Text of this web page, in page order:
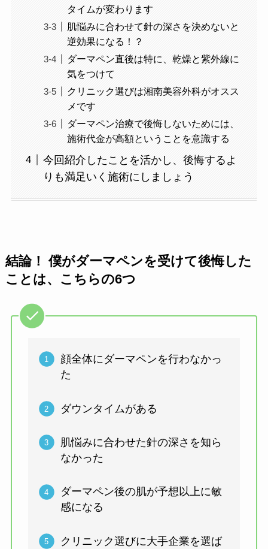
タイムが変わります
肌悩みに合わせて針の深さを決めないと
逆効果になる！？
ダーマペン直後は特に、乾燥と紫外線に
気をつけて
クリニック選びは湘南美容外科がオスス
メです
ダーマペン治療で後悔しないためには、
施術代金が高額ということを意識する
今回紹介したことを活かし、後悔するよ
りも満足いく施術にしましょう
結論！ 僕がダーマペンを受けて後悔した
ことは、こちらの6つ
顔全体にダーマペンを行わなかっ
た
ダウンタイムがある
肌悩みに合わせた針の深さを知ら
なかった
ダーマペン後の肌が予想以上に敏
感になる
クリニック選びに大手企業を選ば